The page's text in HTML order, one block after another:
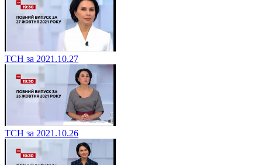
ТСН за 2021.10.27
ТСН за 2021.10.26